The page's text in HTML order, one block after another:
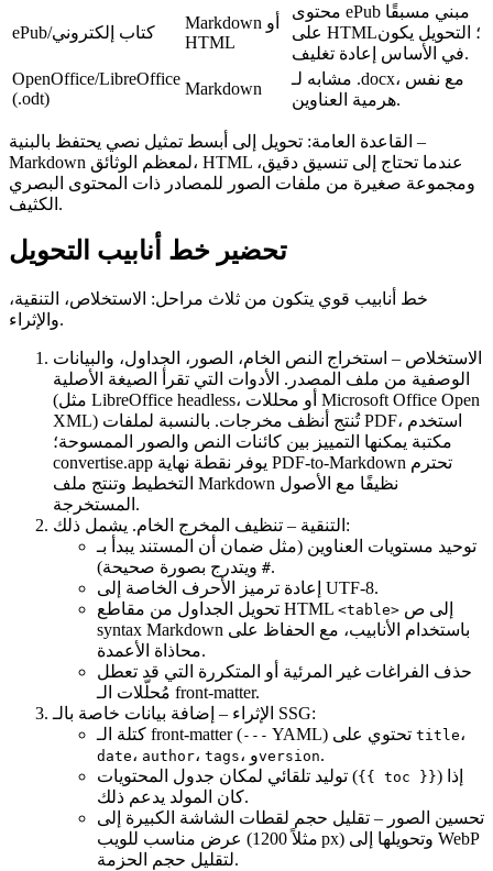
ePub/كتاب إلكتروني
Markdown أو
HTML
محتوى ePub مبني مسبقًا
على HTML؛ التحويل يكون
في الأساس إعادة تغليف.
OpenOffice/LibreOffice
(.odt)
Markdown
مشابه لـ .docx، مع نفس
هرمية العناوين.
القاعدة العامة: تحويل إلى أبسط تمثيل نصي يحتفظ بالبنية
–
Markdown لمعظم الوثائق، HTML عندما تحتاج إلى تنسيق دقيق،
ومجموعة صغيرة من ملفات الصور للمصادر ذات المحتوى البصري
الكثيف.
تحضير خط أنابيب التحويل
خط أنابيب قوي يتكون من ثلاث مراحل: الاستخلاص، التنقية،
والإثراء.
الاستخلاص – استخراج النص الخام، الصور، الجداول، والبيانات
الوصفية من ملف المصدر. الأدوات التي تقرأ الصيغة الأصلية
(مثل LibreOffice headless، أو محللات Microsoft Office Open
XML) تُنتج أنظف مخرجات. بالنسبة لملفات PDF، استخدم
مكتبة يمكنها التمييز بين كائنات النص والصور الممسوحة؛
convertise.app
التخطيط وتنتج ملف Markdown نظيفًا مع الأصول
المستخرجة.
التنقية – تنظيف المخرج الخام. يشمل ذلك:
توحيد مستويات العناوين (مثل ضمان أن المستند يبدأ بـ
#ويتدرج بصورة صحيحة).
إعادة ترميز الأحرف الخاصة إلى UTF‑8.
تحويل الجداول من مقاطع HTML <table>
syntax Markdown باستخدام الأنابيب، مع الحفاظ على
محاذاة الأعمدة.
حذف الفراغات غير المرئية أو المتكررة التي قد تعطل
مُحلّلات الـ front‑matter.
الإثراء – إضافة بيانات خاصة بالـ SSG:
كتلة الـ front‑matter (--- title،
date، author، tags ، وversion.
توليد تلقائي لمكان جدول المحتويات ({{ toc }}) إذا
كان المولد يدعم ذلك.
تحسين الصور – تقليل حجم لقطات الشاشة الكبيرة إلى
عرض مناسب للويب (مثلاً 1200 px) وتحويلها إلى WebP
لتقليل حجم الحزمة.